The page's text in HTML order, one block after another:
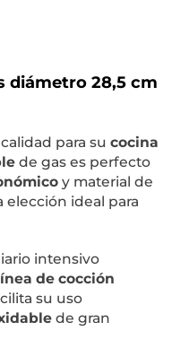
diámetro 28,5 cm
para su cocina
de gas es perfecto
y material de
elección ideal para
intensivo
de cocción
su uso
de gran